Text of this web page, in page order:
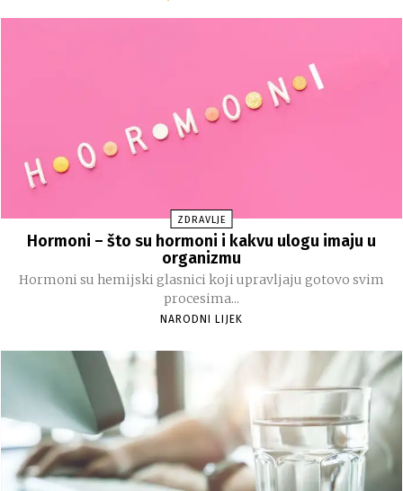
ZDRAVLJE
Hormoni – što su hormoni i kakvu ulogu imaju u
organizmu
Hormoni su hemijski glasnici koji upravljaju gotovo svim
procesima...
NARODNI LIJEK